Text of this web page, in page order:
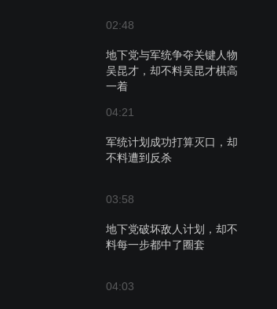
02:48
地下党与军统争夺关键人物
吴昆才，却不料吴昆才棋高
一着
04:21
军统计划成功打算灭口，却
不料遭到反杀
03:58
地下党破坏敌人计划，却不
料每一步都中了圈套
04:03